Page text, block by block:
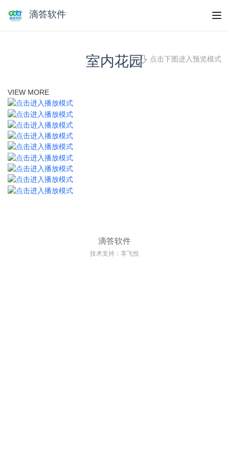
滴答软件
室内花园 点击下图进入预览模式
VIEW MORE
滴答软件
技术支持：享飞悦